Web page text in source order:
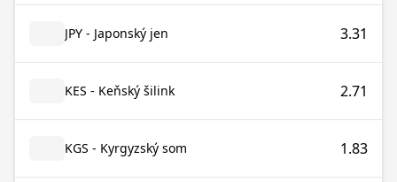
JPY - Japonský jen 3.31
KES - Keňský šilink 2.71
KGS - Kyrgyzský som 1.83